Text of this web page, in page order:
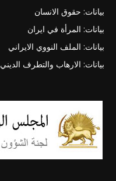
بيانات: حقوق الانسان
بيانات: المرأة في ايران
بيانات: الملف النووي الايراني
بيانات: الارهاب والتطرف الديني